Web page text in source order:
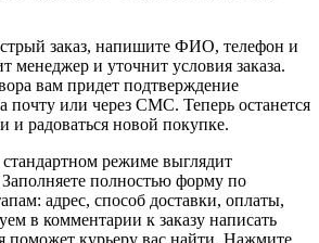
заказ, напишите ФИО, телефон и
менеджер и уточнит условия заказа.
вам придет подтверждение
почту или через СМС. Теперь останется
и радоваться новой покупке.
режиме выглядит
полностью форму по
адрес, способ доставки, оплаты,
в комментарии к заказу написать
поможет курьеру вас найти. Нажмите